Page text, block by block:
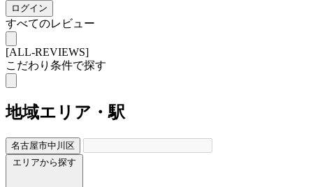
ログイン
すべてのレビュー
[ALL-REVIEWS]
こだわり条件で探す
地域エリア・駅
名古屋市中川区
エリアから探す